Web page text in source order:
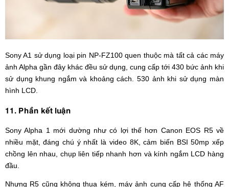
Sony A1 sử dụng loại pin NP-FZ100 quen thuộc mà tất cả các máy
ảnh Alpha gần đây khác đều sử dụng, cung cấp tới 430 bức ảnh khi
sử dụng khung ngắm và khoảng cách. 530 ảnh khi sử dụng màn
hình LCD.
11. Phần kết luận
Sony Alpha 1 mới dường như có lợi thế hơn Canon EOS R5 về
nhiều mặt, đáng chú ý nhất là video 8K, cảm biến BSI 50mp xếp
chồng lên nhau, chụp liên tiếp nhanh hơn và kính ngắm LCD hàng
đầu.
Nhưng R5 cũng không thua kém, máy ảnh cung cấp hệ thống AF